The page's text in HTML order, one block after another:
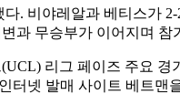
. 비야레알과 베티스가
과 무승부가 이어지며
리그 페이즈 주요
터넷 발매 사이트 베트맨